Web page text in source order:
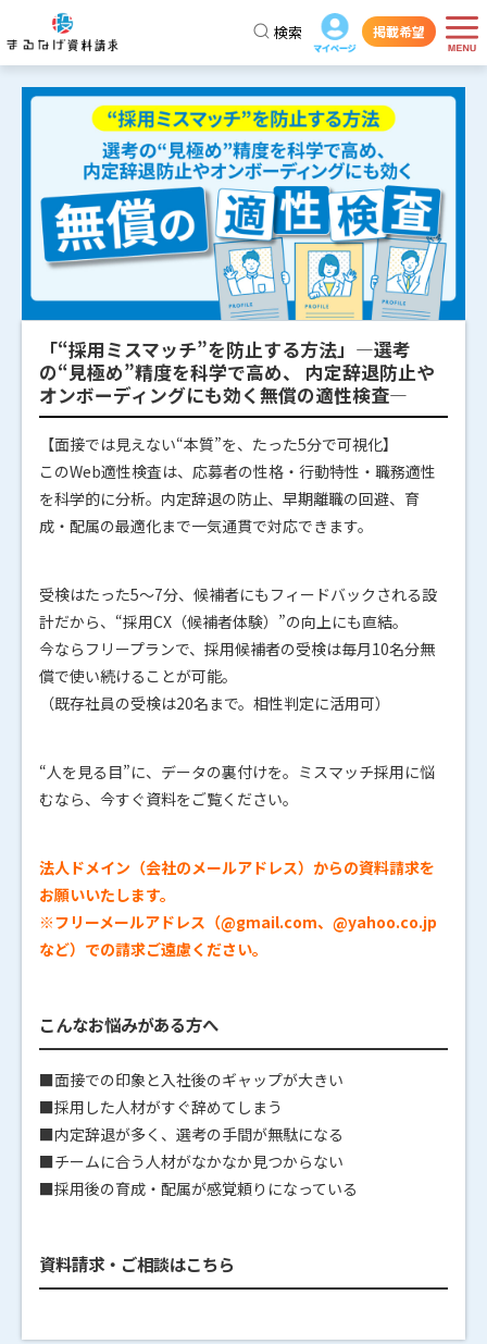
掲載希望
検索
「“採用ミスマッチ”を防止する方法」―選考
の“見極め”精度を科学で高め、 内定辞退防止や
オンボーディングにも効く無償の適性検査―
【面接では見えない“本質”を、たった5分で可視化】
このWeb適性検査は、応募者の性格・行動特性・職務適性
を科学的に分析。内定辞退の防止、早期離職の回避、育
成・配属の最適化まで一気通貫で対応できます。
受検はたった5～7分、候補者にもフィードバックされる設
計だから、“採用CX（候補者体験）”の向上にも直結。
今ならフリープランで、採用候補者の受検は毎月10名分無
償で使い続けることが可能。
（既存社員の受検は20名まで。相性判定に活用可）
“人を見る目”に、データの裏付けを。ミスマッチ採用に悩
むなら、今すぐ資料をご覧ください。
法人ドメイン（会社のメールアドレス）からの資料請求を
お願いいたします。
※フリーメールアドレス（@gmail.com、@yahoo.co.jp
など）での請求ご遠慮ください。
こんなお悩みがある方へ
■面接での印象と入社後のギャップが大きい
■採用した人材がすぐ辞めてしまう
■内定辞退が多く、選考の手間が無駄になる
■チームに合う人材がなかなか見つからない
■採用後の育成・配属が感覚頼りになっている
資料請求・ご相談はこちら